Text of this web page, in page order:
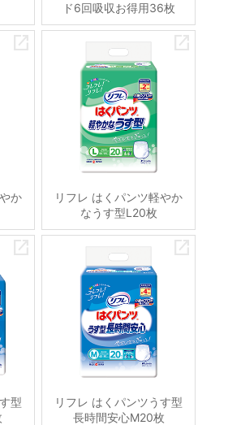
ド6回吸収お得用36枚
か
リフレ はくパンツ軽やか
なうす型L20枚
型
リフレ はくパンツうす型
長時間安心M20枚